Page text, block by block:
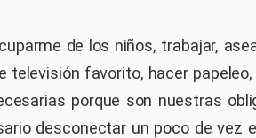
de los niños, trabajar,
televisión favorito, hacer
porque son nuestras
desconectar un poco de vez